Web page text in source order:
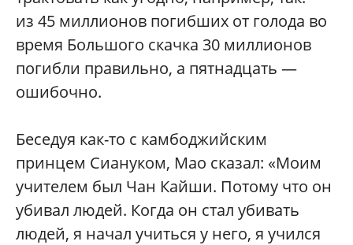
из 45 миллионов погибших от голода во
время Большого скачка 30 миллионов
погибли правильно, а пятнадцать —
ошибочно.
Беседуя как-то с камбоджийским
принцем Сиануком, Мао сказал: «Моим
учителем был Чан Кайши. Потому что он
убивал людей. Когда он стал убивать
людей, я начал учиться у него, я учился